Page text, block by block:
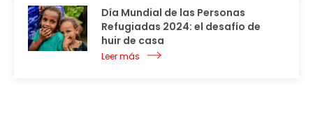
Día Mundial de las Personas
Refugiadas 2024: el desafío de
huir de casa
Leer más